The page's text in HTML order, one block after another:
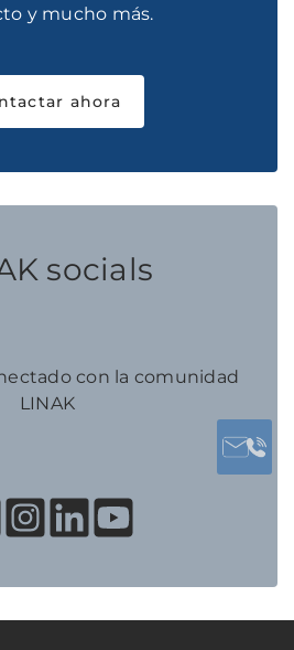
y mucho más.
ahora
socials
con la comunidad
LINAK